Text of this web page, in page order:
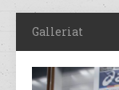
Galleriat